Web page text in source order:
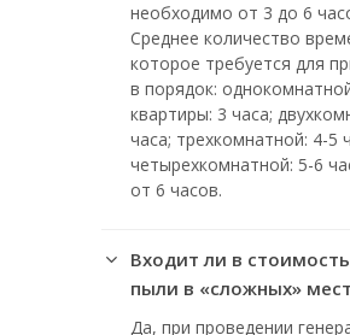
необходимо от 3 до 6
Среднее количество
которое требуется для
в порядок:
квартиры: 3 часа;
часа; трехкомнатной: 4-5
четырехкомнатной: 5-6
от 6 часов.
Входит ли в
пыли в «сложных»
Да, при проведении